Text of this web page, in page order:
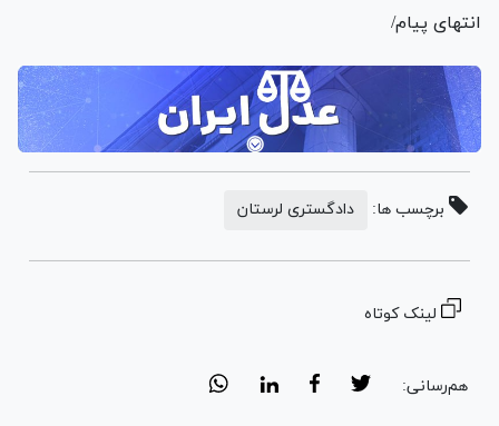
انتهای پیام/
برچسب ها: دادگستری لرستان
لینک کوتاه
هم‌رسانی: